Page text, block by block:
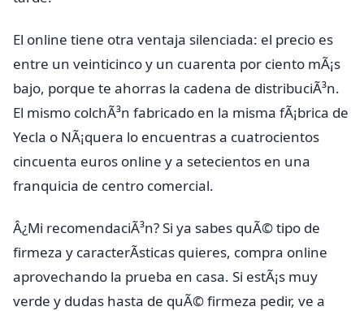
El online tiene otra ventaja silenciada: el precio es
entre un veinticinco y un cuarenta por ciento mÃ¡s
bajo, porque te ahorras la cadena de distribuciÃ³n.
El mismo colchÃ³n fabricado en la misma fÃ¡brica de
Yecla o NÃ¡quera lo encuentras a cuatrocientos
cincuenta euros online y a setecientos en una
franquicia de centro comercial.
Â¿Mi recomendaciÃ³n? Si ya sabes quÃ© tipo de
firmeza y caracterÃ­sticas quieres, compra online
aprovechando la prueba en casa. Si estÃ¡s muy
verde y dudas hasta de quÃ© firmeza pedir, ve a